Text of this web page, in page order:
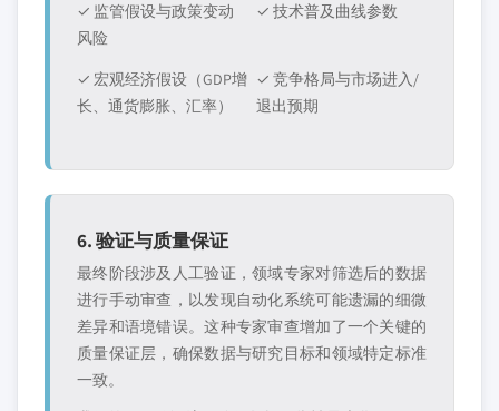
✓ 监管假设与政策变动
风险
✓ 技术普及曲线参数
✓ 宏观经济假设（GDP增
长、通货膨胀、汇率）
✓ 竞争格局与市场进入/
退出预期
6. 验证与质量保证
最终阶段涉及人工验证，领域专家对筛选后的数据
进行手动审查，以发现自动化系统可能遗漏的细微
差异和语境错误。这种专家审查增加了一个关键的
质量保证层，确保数据与研究目标和领域特定标准
一致。